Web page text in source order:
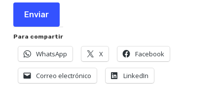
Enviar
Para compartir
WhatsApp X Facebook
Correo electrónico LinkedIn